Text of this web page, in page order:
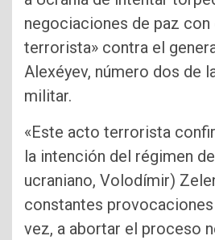
negociaciones de paz con
terrorista» contra el
Alexéyev, número dos de
militar.
«Este acto terrorista
la intención del régimen
ucraniano, Volodímir)
constantes
vez, a abortar el proceso